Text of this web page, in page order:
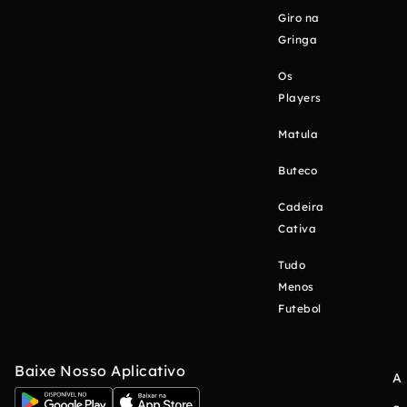
Giro na
Gringa
Os
Players
Matula
Buteco
Cadeira
Cativa
Tudo
Menos
Futebol
Baixe Nosso Aplicativo
A